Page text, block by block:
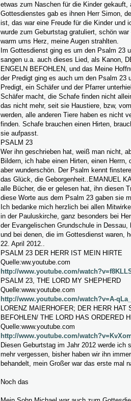
etwas zum Naschen für die Kinder gekauft,
Gottesdienstes gab es ihnen Herr Simon,
ist, das war eine Freude für die Kinder und
wurde zum Geburtstag gratuliert, schön
warm ums Herz, meine Augen strahlten.
Im Gottesdienst ging es um den Psalm 23
sangen u.a. auch dieses Lied, als Kanon,
ENGELN BEFOHLEN, und das Meine
der Predigt ging es auch um den Psalm 23
Predigt, ein Schäfer und der Pfarrer
Schäfer macht, die Schafe finden nicht
das nicht mehr, seit sie Haustiere, bzw,
werden, alle anderen Tiere haben es nicht
finden. Schafe brauchen einen Hirten,
sie aufpasst.
PSALM 23
Wer ihn geschrieben hat, weiß man nicht,
Bildern, ich habe einen Hirten, einen Herrn,
aber wunderschön. Der Psalm kennt
das Glück, die Geborgenheit..EMANUEL
alle Bücher, die er gelesen hat, ihn diesen
diese Worte aus dem Psalm 23 gaben sie
Ich bedanke mich herzlich bei allen
in der Pauluskirche, ganz besonders bei
der Evangelischen Grundschule in Dessau,
und bei denen, die im Gottesdienst waren,
22. April 2012..
PSALM 23 DER HERR IST MEIN HIRTE
Quelle:ww.youtube.com
http://www.youtube.com/
PSALM 23, THE LORD MY SHEPHERD
Quelle:www.youtube.com
http://www.youtube.com/watch?v=A-
LORENZ MAIERHOFER; DER HERR HAT
BEFOHLEN/ THE LORD HAS ORDERED
Quelle:www.youtube.com
http://www.youtube.com/
Diesen Geburtstag im Jahr 2012 werde ich
mehr vergessen, bisher haben wir ihn
behandelt, mein Großer war das erste mal
Noch das